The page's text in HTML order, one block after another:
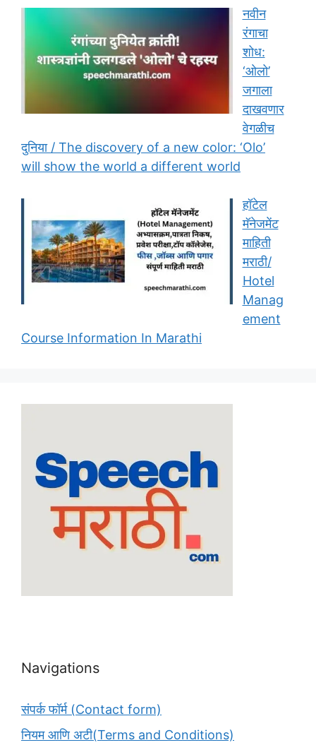
नवीन
रंगाचा
शोध:
‘ओलो’
जगाला
दाखवणार
वेगळीच
दुनिया / The discovery of a new color: ‘Olo’
will show the world a different world
हॉटेल
मॅनेजमेंट
माहिती
मराठी/
Hotel
Manag
ement
Course Information In Marathi
Navigations
संपर्क फॉर्म (Contact form)
नियम आणि अटी(Terms and Conditions)